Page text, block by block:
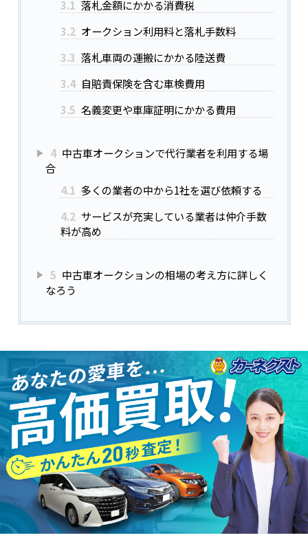
3.1 落札金額にかかる消費税
3.2 オークション利用料と落札手数料
3.3 落札車両の運搬にかかる陸送費
3.4 自賠責保険を含む車検費用
3.5 名義変更や車庫証明にかかる費用
4 中古車オークションで代行業者を利用する場
合
4.1 多くの業者の中から1社を選び依頼する
4.2 サービスが充実している業者は仲介手数
料が高め
5 中古車オークションの相場の考え方に詳しく
なろう